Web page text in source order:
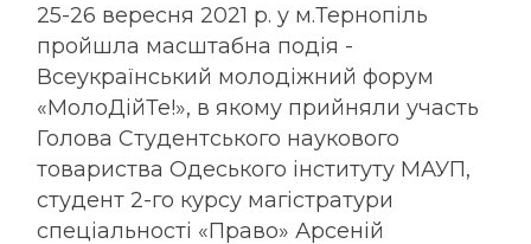
25-26 вересня 2021 р. у м.Тернопіль
пройшла масштабна подія -
Всеукраїнський молодіжний форум
«МолоДійТе!», в якому прийняли участь
Голова Студентського наукового
товариства Одеського інституту МАУП,
студент 2-го курсу магістратури
спеціальності «Право» Арсеній